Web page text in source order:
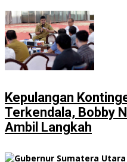
Kepulangan
Terkendala, Bobby
Ambil Langkah